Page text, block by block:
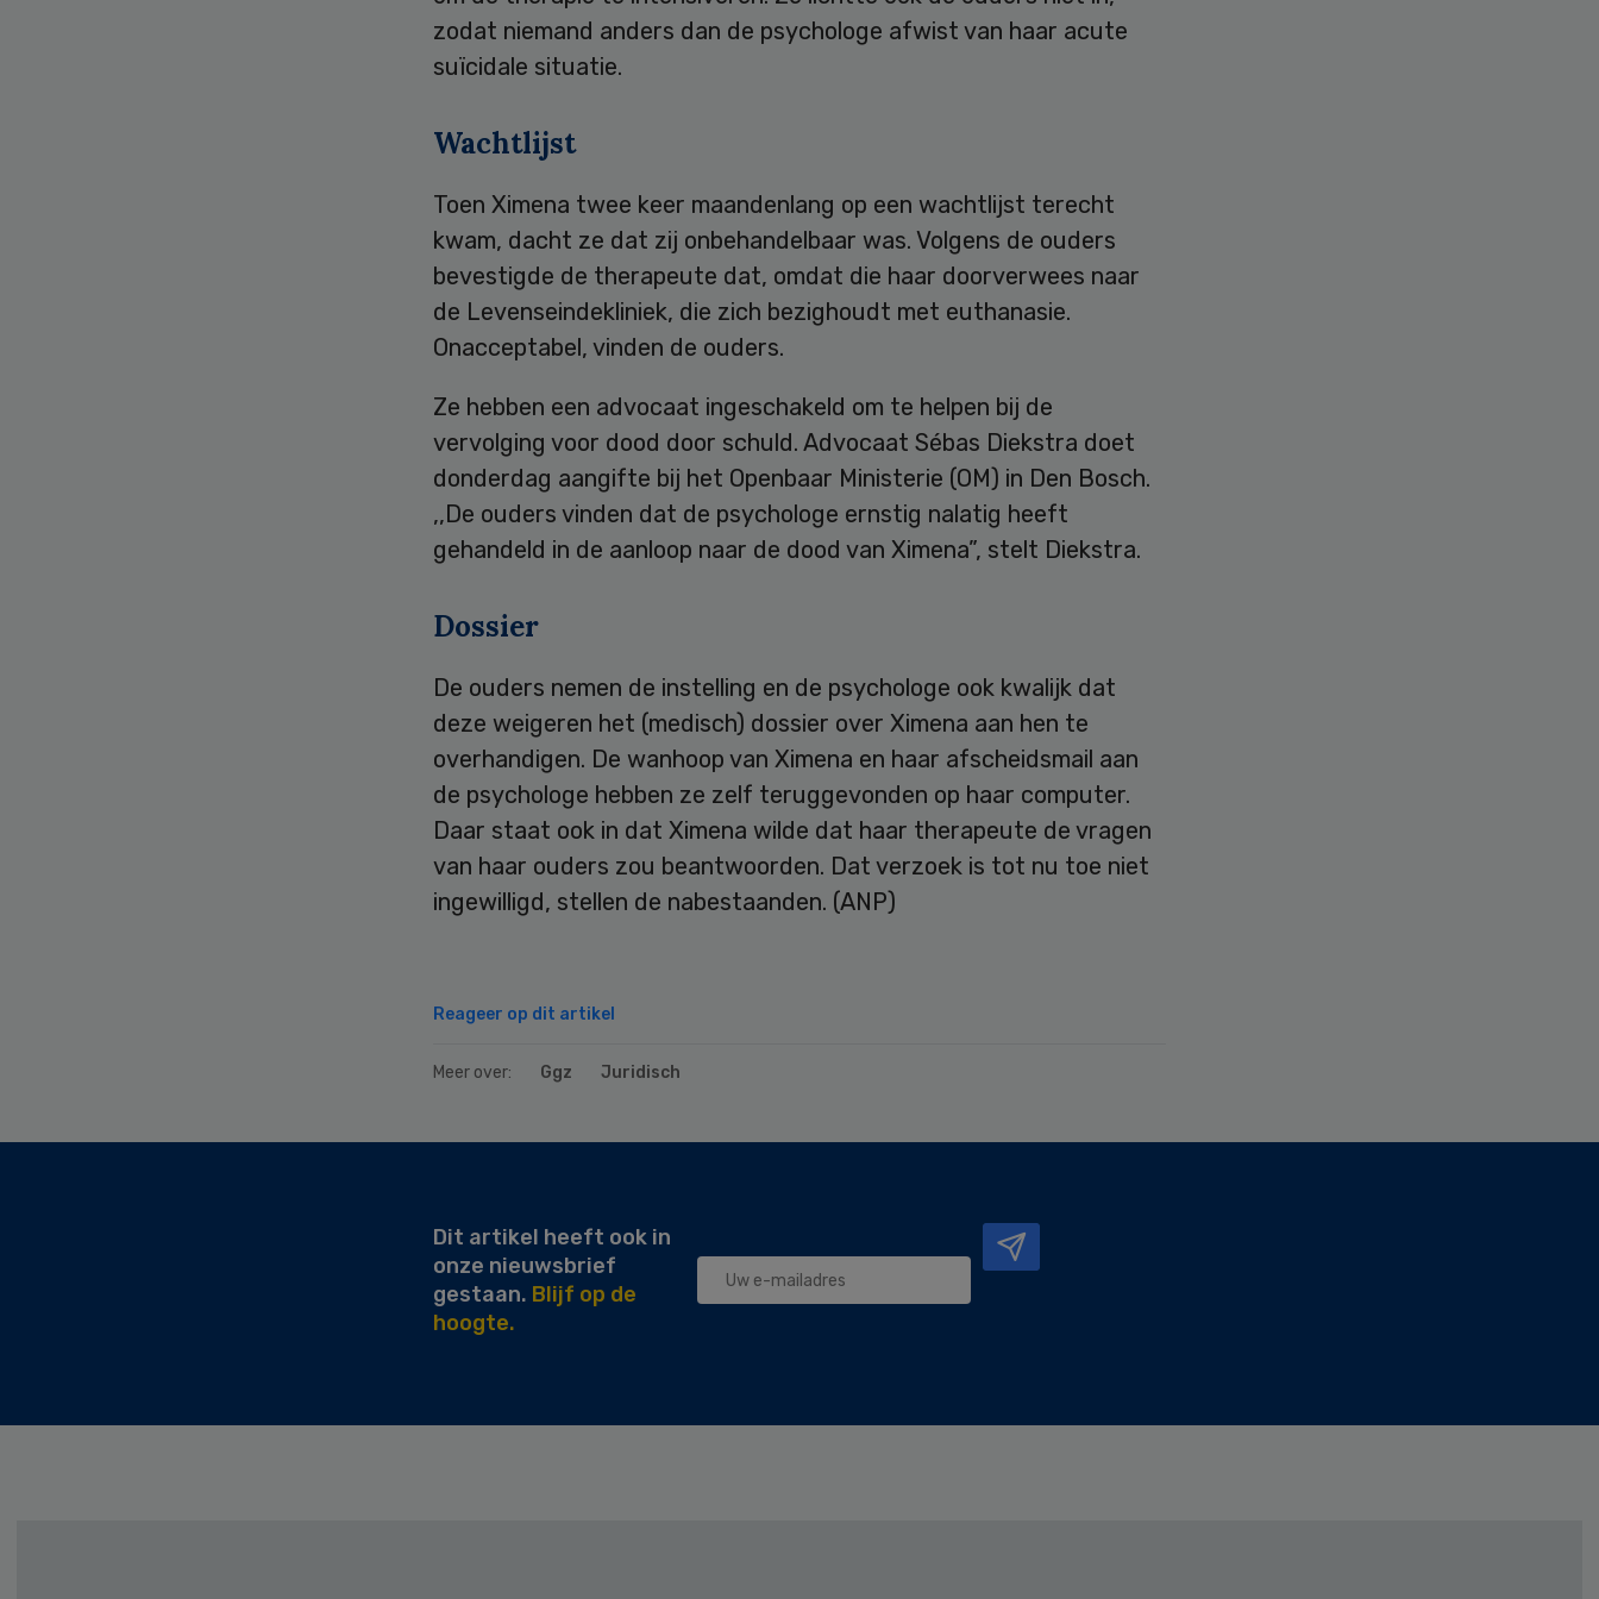
zodat niemand anders dan de psychologe afwist van haar acute
suïcidale situatie.
Wachtlijst
Toen Ximena twee keer maandenlang op een wachtlijst terecht
kwam, dacht ze dat zij onbehandelbaar was. Volgens de ouders
bevestigde de therapeute dat, omdat die haar doorverwees naar
de Levenseindekliniek, die zich bezighoudt met euthanasie.
Onacceptabel, vinden de ouders.
Ze hebben een advocaat ingeschakeld om te helpen bij de
vervolging voor dood door schuld. Advocaat Sébas Diekstra doet
donderdag aangifte bij het Openbaar Ministerie (OM) in Den Bosch.
,,De ouders vinden dat de psychologe ernstig nalatig heeft
gehandeld in de aanloop naar de dood van Ximena”, stelt Diekstra.
Dossier
De ouders nemen de instelling en de psychologe ook kwalijk dat
deze weigeren het (medisch) dossier over Ximena aan hen te
overhandigen. De wanhoop van Ximena en haar afscheidsmail aan
de psychologe hebben ze zelf teruggevonden op haar computer.
Daar staat ook in dat Ximena wilde dat haar therapeute de vragen
van haar ouders zou beantwoorden. Dat verzoek is tot nu toe niet
ingewilligd, stellen de nabestaanden. (ANP)
Reageer op dit artikel
Meer over: Ggz Juridisch
Dit artikel heeft ook in
onze nieuwsbrief
gestaan. Blijf op de
hoogte.